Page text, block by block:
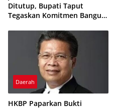
Ditutup, Bupati Taput
Tegaskan Komitmen Bangun
Daerah
HKBP Paparkan Bukti